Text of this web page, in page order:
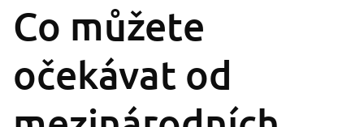
Co můžete
očekávat od